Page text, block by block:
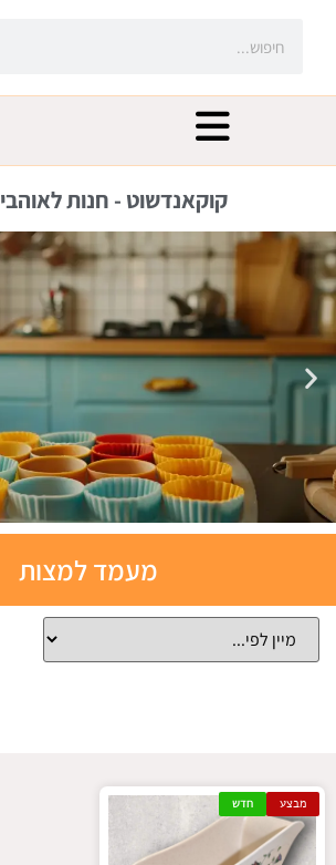
קוקאנדשוט - חנות לאוהבי
תבניות
אפייה
סיליקון
מעמד למצות
מבצע חדש